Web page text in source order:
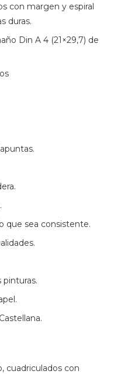
con margen y espiral
duras.
Din A 4 (21×29,7) de
que sea consistente.
pinturas.
cuadriculados con